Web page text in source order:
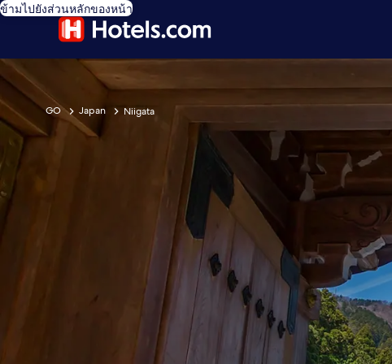
ข้ามไปยังส่วนหลักของหน้า
GO Japan Niigata